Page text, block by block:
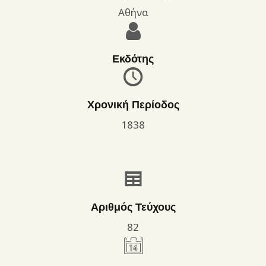
Αθήνα
Εκδότης
Χρονική Περίοδος
1838
Αριθμός Τεύχους
82